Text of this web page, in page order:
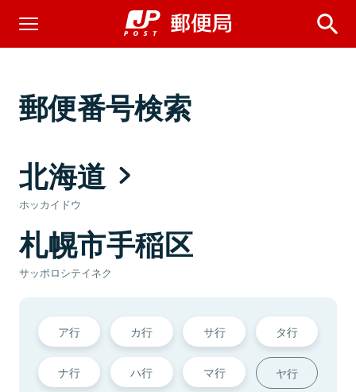
郵便番号検索
北海道
ホッカイドウ
札幌市手稲区
サッポロシテイネク
ア行 カ行 サ行 タ行
ナ行 ハ行 マ行 ヤ行